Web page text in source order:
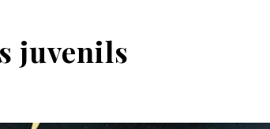
juvenils